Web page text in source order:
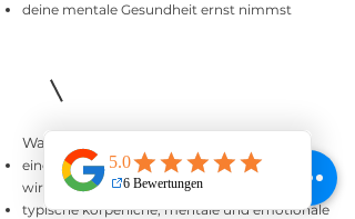
deine mentale Gesundheit ernst nimmst
Was dich im Workbook erwartet
eine klare Einordnung, was Mental Load
wirklich ist
typische körperliche, mentale und emotionale